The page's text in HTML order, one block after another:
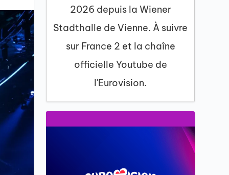
2026 depuis la Wiener
Stadthalle de Vienne. À suivre
sur France 2 et la chaîne
officielle Youtube de
l'Eurovision.